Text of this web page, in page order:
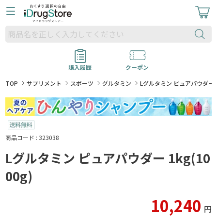
購入履歴
クーポン
TOP
サプリメント スポーツ グルタミン Lグルタミン ピュアパウダ
商品コード : 323038
Lグルタミン ピュアパウダー 1kg(10
00g)
10,240 円